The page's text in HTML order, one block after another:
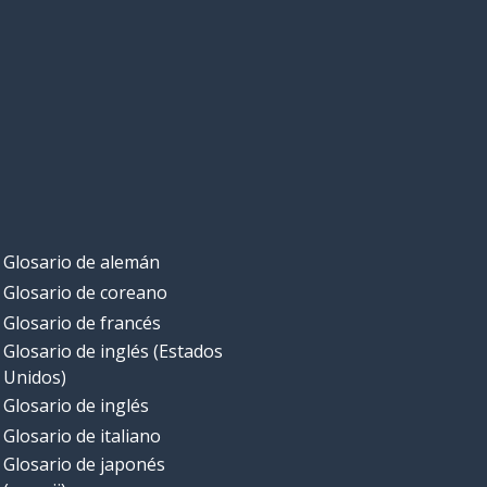
Glosario de alemán
Glosario de coreano
Glosario de francés
Glosario de inglés (Estados
Unidos)
Glosario de inglés
Glosario de italiano
Glosario de japonés